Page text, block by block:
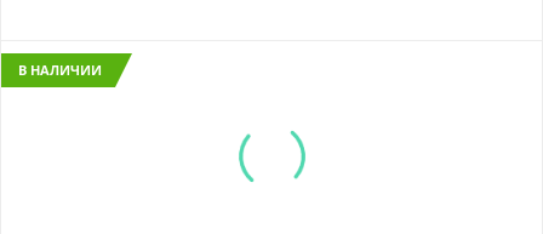
В НАЛИЧИИ